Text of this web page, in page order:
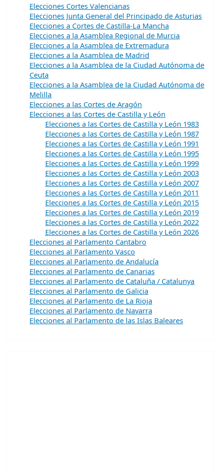
Elecciones Cortes Valencianas
Elecciones Junta General del Principado de Asturias
Elecciones a Cortes de Castilla-La Mancha
Elecciones a la Asamblea Regional de Murcia
Elecciones a la Asamblea de Extremadura
Elecciones a la Asamblea de Madrid
Elecciones a la Asamblea de la Ciudad Autónoma de
Ceuta
Elecciones a la Asamblea de la Ciudad Autónoma de
Melilla
Elecciones a las Cortes de Aragón
Elecciones a las Cortes de Castilla y León
Elecciones a las Cortes de Castilla y León 1983
Elecciones a las Cortes de Castilla y León 1987
Elecciones a las Cortes de Castilla y León 1991
Elecciones a las Cortes de Castilla y León 1995
Elecciones a las Cortes de Castilla y León 1999
Elecciones a las Cortes de Castilla y León 2003
Elecciones a las Cortes de Castilla y León 2007
Elecciones a las Cortes de Castilla y León 2011
Elecciones a las Cortes de Castilla y León 2015
Elecciones a las Cortes de Castilla y León 2019
Elecciones a las Cortes de Castilla y León 2022
Elecciones a las Cortes de Castilla y León 2026
Elecciones al Parlamento Cantabro
Elecciones al Parlamento Vasco
Elecciones al Parlamento de Andalucía
Elecciones al Parlamento de Canarias
Elecciones al Parlamento de Cataluña / Catalunya
Elecciones al Parlamento de Galicia
Elecciones al Parlamento de La Rioja
Elecciones al Parlamento de Navarra
Elecciones al Parlamento de las Islas Baleares